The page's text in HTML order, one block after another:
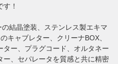
！
結晶塗装、ステンレス製エキマ
キャブレター、クリーナBOX、
ー、プラグコード、オルタネー
ー、セパレータを質感と共に精密